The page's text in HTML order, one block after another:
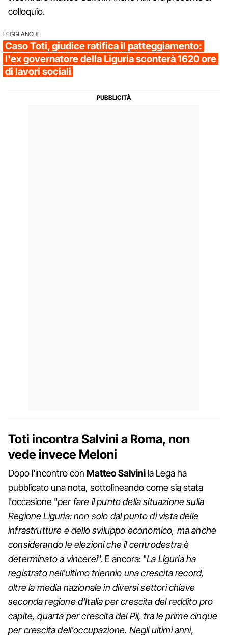
colloquio.
LEGGI ANCHE
Caso Toti, giudice ratifica il patteggiamento:
l'ex governatore della Liguria sconterà 1620 ore
di lavori sociali
Toti incontra Salvini a Roma, non
vede invece Meloni
Dopo l'incontro con Matteo Salvini la Lega ha
pubblicato una nota, sottolineando come sia stata
l'occasione "per fare il punto della situazione sulla
Regione Liguria: non solo dal punto di vista delle
infrastrutture e dello sviluppo economico, ma anche
considerando le elezioni che il centrodestra è
determinato a vincerei". E ancora: "La Liguria ha
registrato nell'ultimo triennio una crescita record,
oltre la media nazionale in diversi settori chiave
seconda regione d'Italia per crescita del reddito pro
capite, quarta per crescita del Pil, tra le prime cinque
per crescita dell'occupazione. Negli ultimi anni,